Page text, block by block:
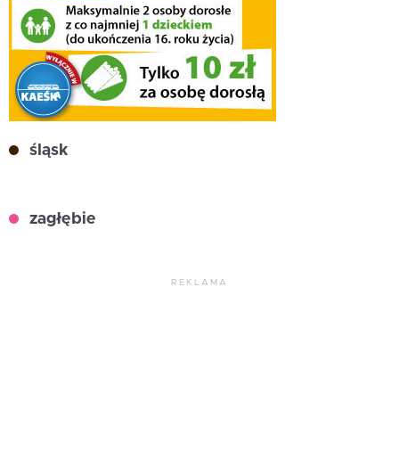
śląsk
zagłębie
REKLAMA